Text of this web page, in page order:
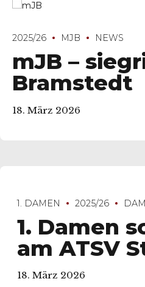
2025/26 MJB NEWS
mJB –
Bramstedt
18. März 2026
1. DAMEN 2025/26
1. Damen
am ATSV
18. März 2026